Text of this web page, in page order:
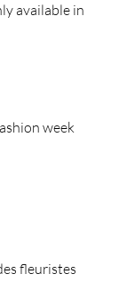
available in
week
fleuristes